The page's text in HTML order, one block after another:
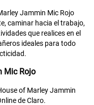
Jammin Mic Rojo
caminar hacia el trabajo,
que realices en el
ideales para todo
Mic Rojo
of Marley Jammin
de Claro.